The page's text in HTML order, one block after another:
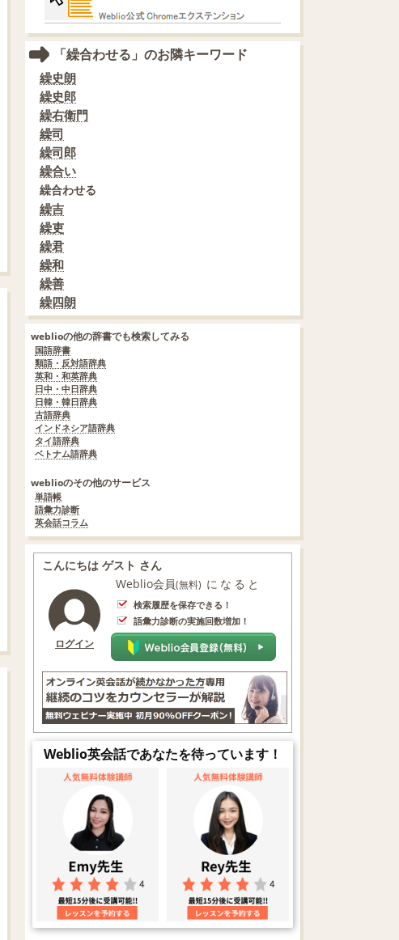
「繰合わせる」のお隣キーワード
繰史朗
繰史郎
繰右衛門
繰司
繰司郎
繰合い
繰合わせる
繰吉
繰吏
繰君
繰和
繰善
繰四朗
weblioの他の辞書でも検索してみる
国語辞書
類語・反対語辞典
英和・和英辞典
日中・中日辞典
日韓・韓日辞典
古語辞典
インドネシア語辞典
タイ語辞典
ベトナム語辞典
weblioのその他のサービス
単語帳
語彙力診断
英会話コラム
こんにちは ゲスト さん
ログイン
Weblio会員(無料) になると
検索履歴を保存できる！
語彙力診断の実施回数増加！
Weblio英会話であなたを待っています！